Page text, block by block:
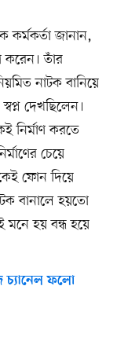
কর্মকর্তা জানান,
করেন। তাঁর
নাটক বানিয়ে
দেখছিলেন।
নির্মাণ করতে
চেয়ে
ফোন দিয়ে
বানালে হয়তো
মনে হয় বন্ধ হয়ে
ফলো